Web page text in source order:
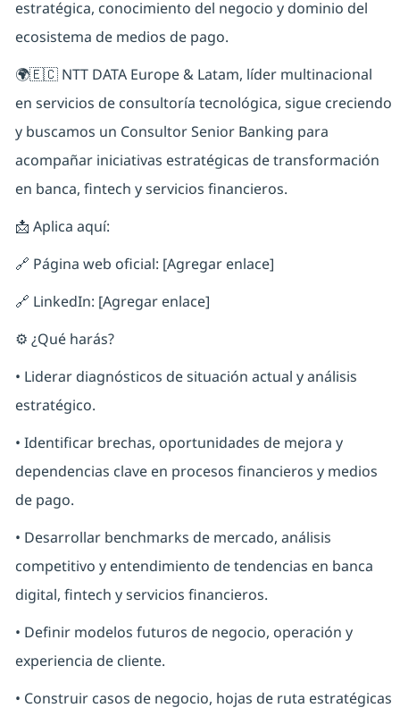
estratégica, conocimiento del negocio y dominio del
ecosistema de medios de pago.
🌍🇪🇨 NTT DATA Europe & Latam, líder multinacional
en servicios de consultoría tecnológica, sigue creciendo
y buscamos un Consultor Senior Banking para
acompañar iniciativas estratégicas de transformación
en banca, fintech y servicios financieros.
📩 Aplica aquí:
🔗 Página web oficial: [Agregar enlace]
🔗 LinkedIn: [Agregar enlace]
⚙️ ¿Qué harás?
• Liderar diagnósticos de situación actual y análisis
estratégico.
• Identificar brechas, oportunidades de mejora y
dependencias clave en procesos financieros y medios
de pago.
• Desarrollar benchmarks de mercado, análisis
competitivo y entendimiento de tendencias en banca
digital, fintech y servicios financieros.
• Definir modelos futuros de negocio, operación y
experiencia de cliente.
• Construir casos de negocio, hojas de ruta estratégicas